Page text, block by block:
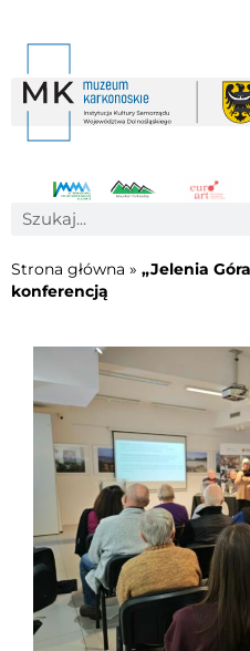
Strona główna » „Jelenia
konferencją